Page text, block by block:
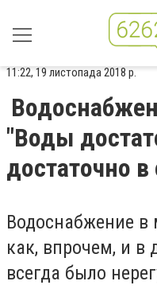
11:22, 19 листопада 2018 р.
"Воды
достаточно в
Водоснабжение в
как, впрочем, и в
всегда было